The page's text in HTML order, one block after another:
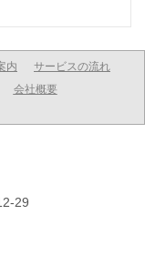
内
サービスの流れ
会社概要
29